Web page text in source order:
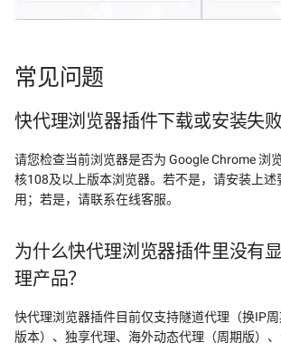
常见问题
快代理浏览器插件下载或安装失败
请您检查当前浏览器是否为 Google Chrome 浏
核108及以上版本浏览器。若不是，请安装上述
用；若是，请联系在线客服。
为什么快代理浏览器插件里没有
理产品？
快代理浏览器插件目前仅支持隧道代理（换IP
版本）、独享代理、海外动态代理（周期版）、